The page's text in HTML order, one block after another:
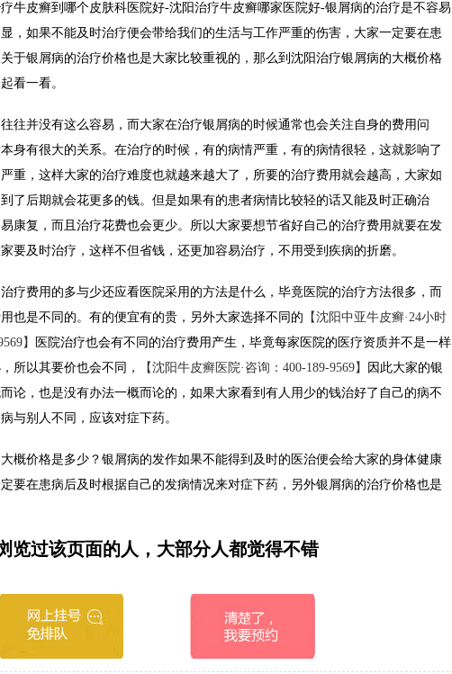
皮癣到哪个皮肤科医院好-沈阳治疗牛皮癣哪家医院好-银屑病的治疗是不容易
，如果不能及时治疗便会带给我们的生活与工作严重的伤害，大家一定要在患
于银屑病的治疗价格也是大家比较重视的，那么到沈阳治疗银屑病的大概价格
看一看。
并没有这么容易，而大家在治疗银屑病的时候通常也会关注自身的费用问
身有很大的关系。在治疗的时候，有的病情严重，有的病情很轻，这就影响了
重，这样大家的治疗难度也就越来越大了，所要的治疗费用就会越高，大家如
了后期就会花更多的钱。但是如果有的患者病情比较轻的话又能及时正确治
康复，而且治疗花费也会更少。所以大家要想节省好自己的治疗费用就要在发
要及时治疗，这样不但省钱，还更加容易治疗，不用受到疾病的折磨。
费用的多与少还应看医院采用的方法是什么，毕竟医院的治疗方法很多，而
也是不同的。有的便宜有的贵，另外大家选择不同的 【沈阳中亚牛皮癣·24小时
】
医院治疗也会有不同的治疗费用产生，毕竟每家医院的医疗资质并不是一样
所以其要价也会不同，
【沈阳牛皮癣医院·咨询：400-189-9569】
因此大家的银
论，也是没有办法一概而论的，如果大家看到有人用少的钱治好了自己的病不
与别人不同，应该对症下药。
价格是多少？银屑病的发作如果不能得到及时的医治便会给大家的身体健康
要在患病后及时根据自己的发病情况来对症下药，另外银屑病的治疗价格也是
览过该页面的人，大部分人都觉得不错